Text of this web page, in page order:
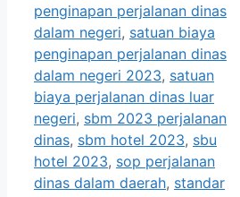
penginapan perjalanan dinas
dalam negeri, satuan biaya
penginapan perjalanan dinas
dalam negeri 2023, satuan
biaya perjalanan dinas luar
negeri, sbm 2023 perjalanan
dinas, sbm hotel 2023, sbu
hotel 2023, sop perjalanan
dinas dalam daerah, standar